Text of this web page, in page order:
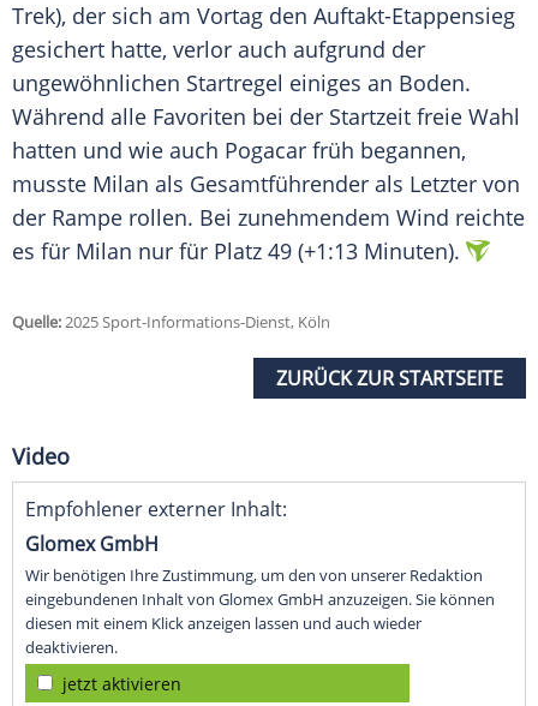
Trek), der sich am Vortag den Auftakt-Etappensieg
gesichert hatte, verlor auch aufgrund der
ungewöhnlichen Startregel einiges an Boden.
Während alle Favoriten bei der Startzeit freie Wahl
hatten und wie auch Pogacar früh begannen,
musste Milan als Gesamtführender als Letzter von
der Rampe rollen. Bei zunehmendem Wind reichte
es für Milan nur für Platz 49 (+1:13 Minuten).
Quelle:2025 Sport-Informations-Dienst, Köln
ZURÜCK ZUR STARTSEITE
Video
Empfohlener externer Inhalt:
Glomex GmbH
Wir benötigen Ihre Zustimmung, um den von unserer Redaktion
eingebundenen Inhalt von Glomex GmbH anzuzeigen. Sie können
diesen mit einem Klick anzeigen lassen und auch wieder
deaktivieren.
jetzt aktivieren